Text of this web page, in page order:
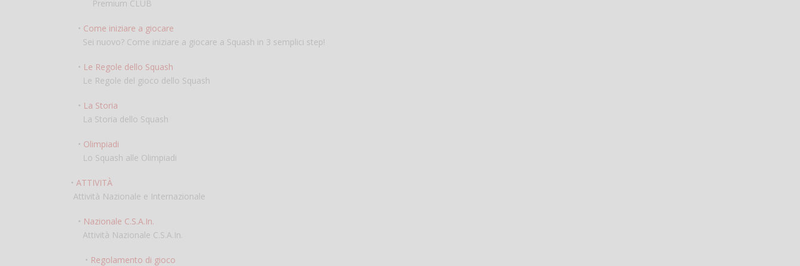
Premium CLUB
• Come iniziare a giocare
Sei nuovo? Come iniziare a giocare a Squash in 3 semplici step!
• Le Regole dello Squash
Le Regole del gioco dello Squash
• La Storia
La Storia dello Squash
• Olimpiadi
Lo Squash alle Olimpiadi
• ATTIVITÀ
Attività Nazionale e Internazionale
• Nazionale C.S.A.In.
Attività Nazionale C.S.A.In.
• Regolamento di gioco